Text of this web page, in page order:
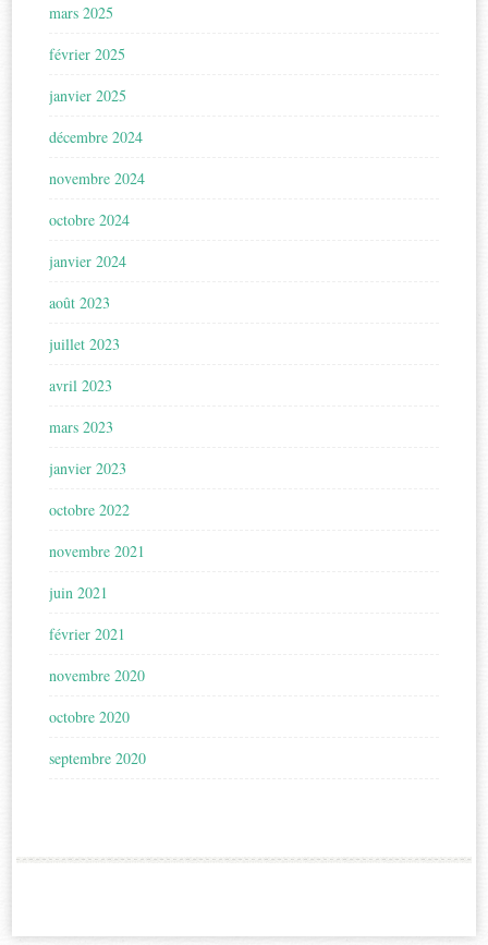
mars 2025
février 2025
janvier 2025
décembre 2024
novembre 2024
octobre 2024
janvier 2024
août 2023
juillet 2023
avril 2023
mars 2023
janvier 2023
octobre 2022
novembre 2021
juin 2021
février 2021
novembre 2020
octobre 2020
septembre 2020